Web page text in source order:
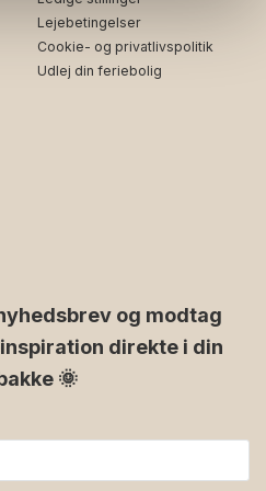
Lejebetingelser
Cookie- og privatlivspolitik
Udlej din feriebolig
og modtag
direkte i din
🌞